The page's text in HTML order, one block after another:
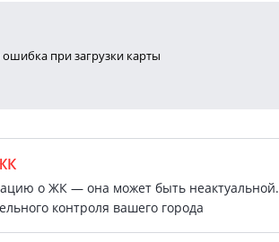
при загрузки карты
о ЖК — она может быть неактуальной.
контроля вашего города